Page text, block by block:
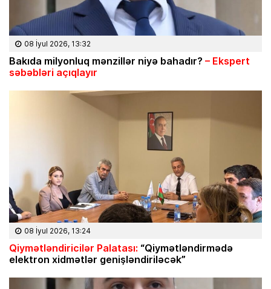
08 İyul 2026, 13:32
Bakıda milyonluq mənzillər niyə bahadır? – Ekspert
səbəbləri açıqlayır
08 İyul 2026, 13:24
Qiymətləndiricilər Palatası: “Qiymətləndirmədə
elektron xidmətlər genişləndiriləcək”